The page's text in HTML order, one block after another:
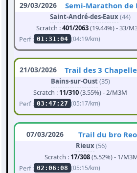
29/03/2026 Semi-Marathon de
Saint-André-des-Eaux(44)
Scratch :401/2063(19.44%) - 33/
Perf : 01:31:04 (04:19/km)
21/03/2026 Trail des 3
Bains-sur-Oust(35)
Scratch : 11/310(3.55%) - 2/M3M
Perf : 03:47:27 (05:17/km)
07/03/2026 Trail du bro
Rieux(56)
Scratch : 17/308(5.52%) - 1/
Perf : 02:06:08 (05:15/km)